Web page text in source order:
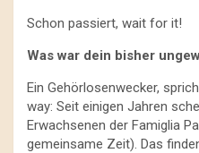
Schon passiert, wait for it!
Was war dein bisher
Ein Gehörlosenwecker,
way: Seit einigen Jahren
Erwachsenen der Famiglia
gemeinsame Zeit). Das